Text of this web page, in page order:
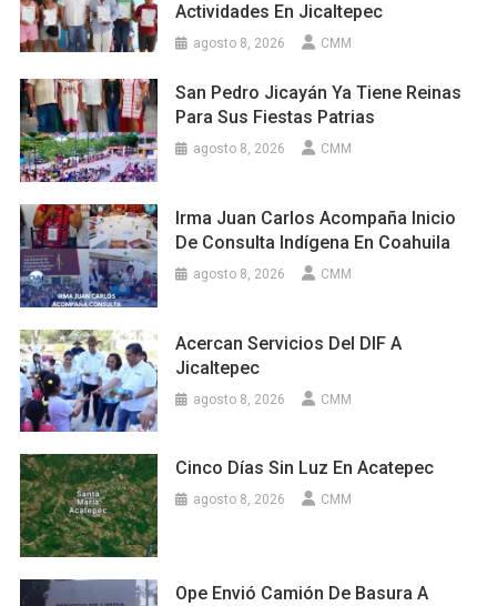
Actividades En Jicaltepec
agosto 8, 2026 CMM
San Pedro Jicayán Ya Tiene Reinas
Para Sus Fiestas Patrias
agosto 8, 2026 CMM
Irma Juan Carlos Acompaña Inicio
De Consulta Indígena En Coahuila
agosto 8, 2026 CMM
Acercan Servicios Del DIF A
Jicaltepec
agosto 8, 2026 CMM
Cinco Días Sin Luz En Acatepec
agosto 8, 2026 CMM
Ope Envió Camión De Basura A